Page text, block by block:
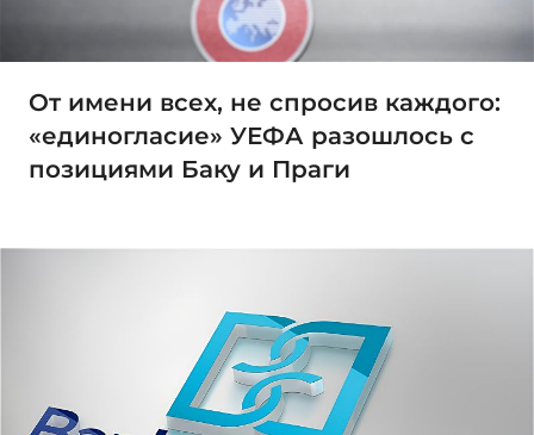
От имени всех, не спросив каждого:
«единогласие» УЕФА разошлось с
позициями Баку и Праги